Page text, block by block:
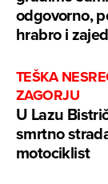
odgovorno,
hrabro i
TEŠKA
ZAGORJU
U Lazu
smrtno
motociklist